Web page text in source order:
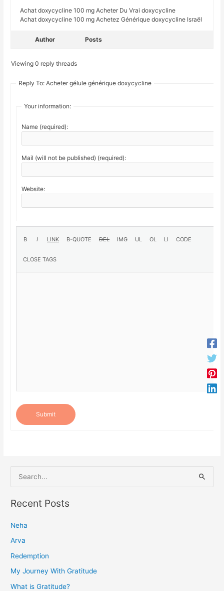
Achat doxycycline 100 mg Acheter Du Vrai doxycycline
Achat doxycycline 100 mg Achetez Générique doxycycline Israël
Author Posts
Viewing 0 reply threads
Reply To: Acheter gélule générique doxycycline
Your information:
Name (required):
Mail (will not be published) (required):
Website:
Submit
e
a
c
h
f
o
Recent Posts
Neha
Arva
Redemption
My Journey With Gratitude
What is Gratitude?